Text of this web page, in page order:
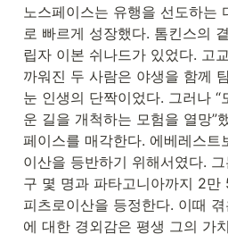
노스페이스는 유행을 선도하는
로 빠르게 성장했다. 톰킨스의
립자 이본 쉬나드가 있었다. 고
까워진 두 사람은 야생을 함께
눈 인생의 단짝이었다. 그러나
운 길을 개척하는 모험을 열망”
페이스를 매각한다. 에베레스트
이산을 등반하기 위해서였다.
구 몇 명과 파타고니아까지 2만
피츠로이산을 등정한다. 이때
에 대한 경외감은 평생 그의 가